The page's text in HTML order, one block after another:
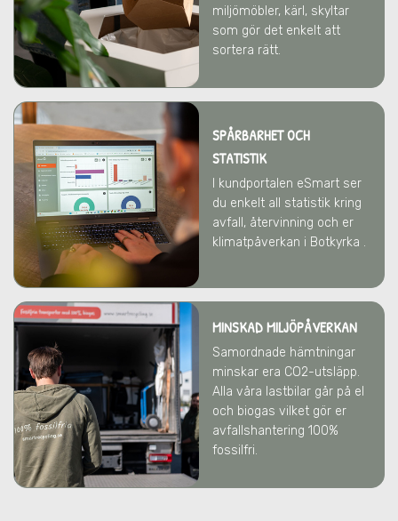
miljömöbler, kärl, skyltar
som gör det enkelt att
sortera rätt.
SPÅRBARHET OCH
STATISTIK
I kundportalen eSmart ser
du enkelt all statistik kring
avfall, återvinning och er
klimatpåverkan i Botkyrka .
MINSKAD MILJÖPÅVERKAN
Samordnade hämtningar
minskar era CO2-utsläpp.
Alla våra lastbilar går på el
och biogas vilket gör er
avfallshantering 100%
fossilfri.